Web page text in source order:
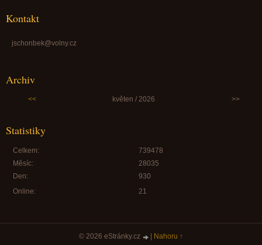
Kontakt
jschonbek@volny.cz
Archiv
<< květen / 2026 >>
Statistiky
Online: 21
Celkem:
739478
Měsíc:
28035
Den:
930
© 2026 eStránky.cz Nahoru ↑